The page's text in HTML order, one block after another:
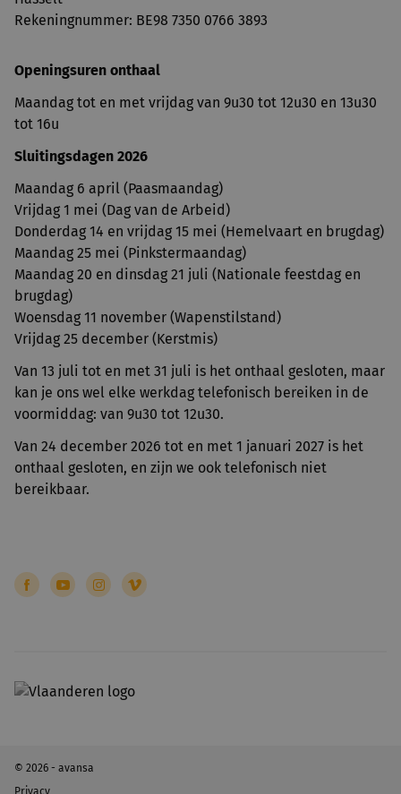
Rekeningnummer: BE98 7350 0766 3893
Openingsuren onthaal
Maandag tot en met vrijdag van 9u30 tot 12u30 en 13u30
tot 16u
Sluitingsdagen 2026
Maandag 6 april (Paasmaandag)
Vrijdag 1 mei (Dag van de Arbeid)
Donderdag 14 en vrijdag 15 mei (Hemelvaart en brugdag)
Maandag 25 mei (Pinkstermaandag)
Maandag 20 en dinsdag 21 juli (Nationale feestdag en
brugdag)
Woensdag 11 november (Wapenstilstand)
Vrijdag 25 december (Kerstmis)
Van 13 juli tot en met 31 juli is het onthaal gesloten, maar
kan je ons wel elke werkdag telefonisch bereiken in de
voormiddag: van 9u30 tot 12u30.
Van 24 december 2026 tot en met 1 januari 2027 is het
onthaal gesloten, en zijn we ook telefonisch niet
bereikbaar.
© 2026 - avansa